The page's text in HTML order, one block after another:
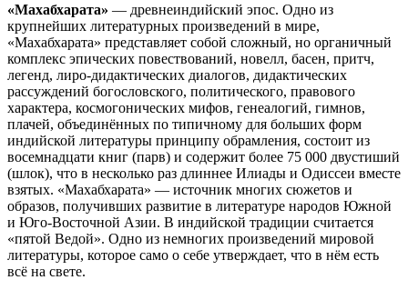
«Махабхарата» — древнеиндийский эпос. Одно из
крупнейших литературных произведений в мире,
«Махабхарата» представляет собой сложный, но органичный
комплекс эпических повествований, новелл, басен, притч,
легенд, лиро-дидактических диалогов, дидактических
рассуждений богословского, политического, правового
характера, космогонических мифов, генеалогий, гимнов,
плачей, объединённых по типичному для больших форм
индийской литературы принципу обрамления, состоит из
восемнадцати книг (парв) и содержит более 75 000 двустиший
(шлок), что в несколько раз длиннее Илиады и Одиссеи вместе
взятых. «Махабхарата» — источник многих сюжетов и
образов, получивших развитие в литературе народов Южной
и Юго-Восточной Азии. В индийской традиции считается
«пятой Ведой». Одно из немногих произведений мировой
литературы, которое само о себе утверждает, что в нём есть
всё на свете.